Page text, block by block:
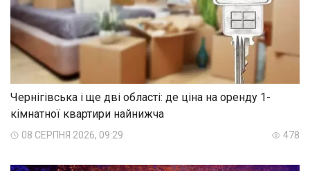
Чернігівська і ще дві області: де ціна на оренду 1-
кімнатної квартири найнижча
08 СЕРПНЯ 2026, 09:29 478